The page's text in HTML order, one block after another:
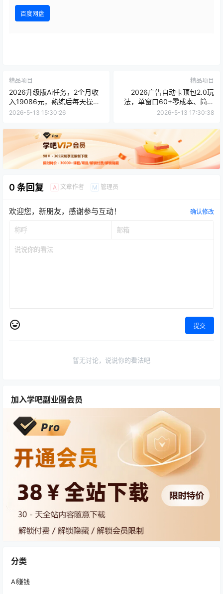
百度网盘
精品项目
2026升级版Ai任务，2个月收
入19086元，熟练后每天操作
30分钟！
2026-5-13 15:30:26
精品项目
2026广告自动卡顶包2.0玩
法，单窗口60+零成本、简单
好操作，直接省略复杂人工步
2026-5-13 17:30:38
0 条回复 A 文章作者 M 管理员
欢迎您，新朋友，感谢参与互动！ 确认修改
提交
暂无讨论，说说你的看法吧
加入学吧副业圈会员
分类
AI赚钱